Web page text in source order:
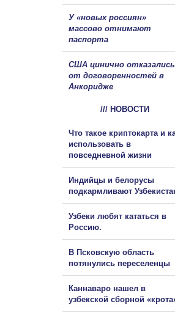
У «новых россиян»
массово отнимают
паспорта
США цинично отказались
от договоренностей в
Анкоридже
/// НОВОСТИ
Что такое криптокарта и
использовать в
повседневной жизни
Индийцы и белорусы
подкармливают
Узбеки любят кататься в
Россию.
В Псковскую область
потянулись переселенцы
Каннаваро нашел в
узбекской сборной